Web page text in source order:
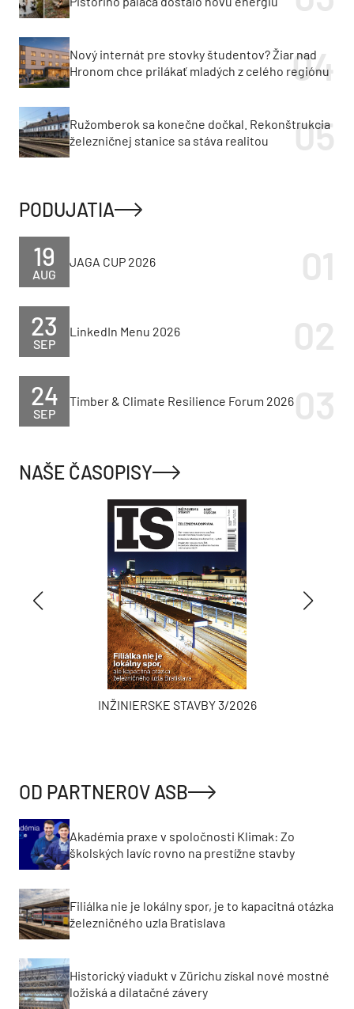
Nový internát pre stovky študentov? Žiar nad
Hronom chce prilákať mladých z celého regiónu
Ružomberok sa konečne dočkal. Rekonštrukcia
železničnej stanice sa stáva realitou
PODUJATIA
AUG
19 JAGA CUP 2026
SEP
23 LinkedIn Menu 2026
SEP
24 Timber & Climate Resilience Forum 2026
NAŠE ČASOPISY
INŽINIERSKE STAVBY 3/2026
OD PARTNEROV ASB
Akadémia praxe v spoločnosti Klimak: Zo
školských lavíc rovno na prestížne stavby
Filiálka nie je lokálny spor, je to kapacitná otázka
železničného uzla Bratislava
Historický viadukt v Zürichu získal nové mostné
ložiská a dilatačné závery